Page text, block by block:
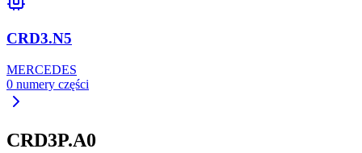
CRD3.N5
MERCEDES
0 numery części
CRD3P.A0